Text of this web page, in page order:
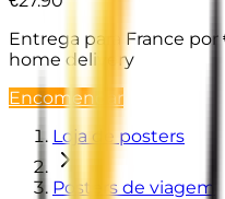
Entrega para France por
home delivery
Encomendar
Loja de posters
Posters de viagem